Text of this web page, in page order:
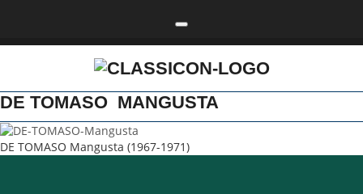
Toggle navigation
DE TOMASO MANGUSTA
DE TOMASO Mangusta (1967-1971)